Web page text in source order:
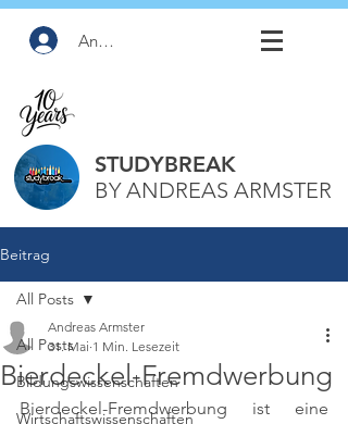
Anmelden
STUDYBREAK
BY ANDREAS ARMSTER
Beitrag
All Posts
Bildungswissenschaften
Wirtschaftswissenschaften
All Posts
Bierdeckel-Fremdwerbung
Andreas Armster
31. Mai 1 Min. Lesezeit
Bierdeckel-Fremdwerbung ist eine